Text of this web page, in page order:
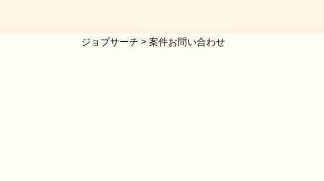
ジョブサーチ > 案件お問い合わせ